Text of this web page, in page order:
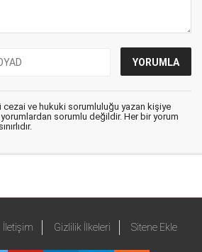
cezai ve hukuki sorumluluğu yazan kişiye
sorumlu değildir. Her bir yorum
İletişim Gizlilik İlkeleri Sitene Ekle